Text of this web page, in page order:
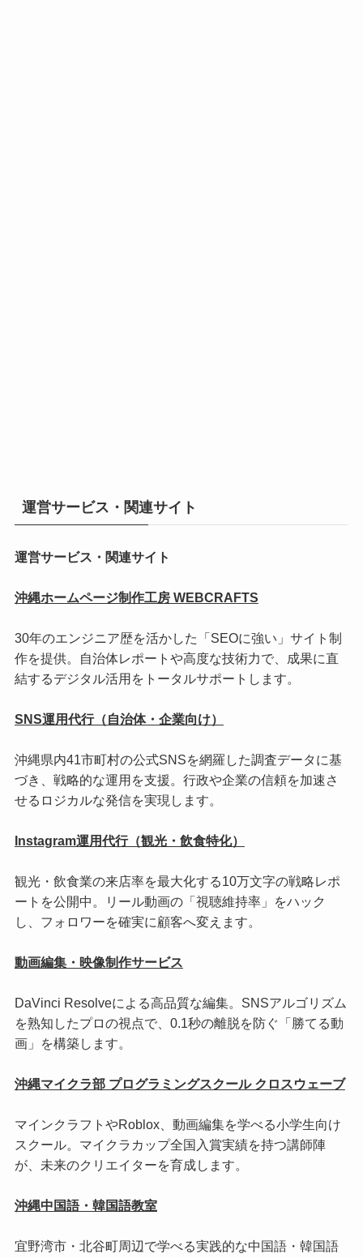
運営サービス・関連サイト
運営サービス・関連サイト
沖縄ホームページ制作工房 WEBCRAFTS
30年のエンジニア歴を活かした「SEOに強い」サイト制
作を提供。自治体レポートや高度な技術力で、成果に直
結するデジタル活用をトータルサポートします。
SNS運用代行（自治体・企業向け）
沖縄県内41市町村の公式SNSを網羅した調査データに基
づき、戦略的な運用を支援。行政や企業の信頼を加速さ
せるロジカルな発信を実現します。
Instagram運用代行（観光・飲食特化）
観光・飲食業の来店率を最大化する10万文字の戦略レポ
ートを公開中。リール動画の「視聴維持率」をハック
し、フォロワーを確実に顧客へ変えます。
動画編集・映像制作サービス
DaVinci Resolveによる高品質な編集。SNSアルゴリズム
を熟知したプロの視点で、0.1秒の離脱を防ぐ「勝てる動
画」を構築します。
沖縄マイクラ部 プログラミングスクール クロスウェーブ
マインクラフトやRoblox、動画編集を学べる小学生向け
スクール。マイクラカップ全国入賞実績を持つ講師陣
が、未来のクリエイターを育成します。
沖縄中国語・韓国語教室
宜野湾市・北谷町周辺で学べる実践的な中国語・韓国語